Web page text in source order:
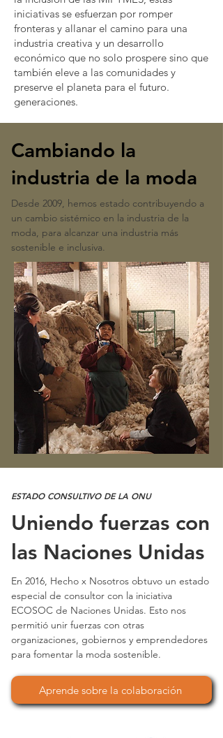
iniciativas se esfuerzan por romper
fronteras y allanar el camino para una
industria creativa y un desarrollo
económico que no solo prospere sino que
también eleve a las comunidades y
preserve el planeta para el futuro.
generaciones.
Cambiando la
industria de la moda
Desde 2009, hemos estado contribuyendo a
un cambio sistémico en la industria de la
moda, para alcanzar una industria más
sostenible e inclusiva.
ESTADO CONSULTIVO DE LA ONU
Uniendo fuerzas con
las Naciones Unidas
En 2016, Hecho x Nosotros obtuvo un estado
especial de consultor con la iniciativa
ECOSOC de Naciones Unidas. Esto nos
permitió unir fuerzas con otras
organizaciones, gobiernos y emprendedores
para fomentar la moda sostenible.
Aprende sobre la colaboración